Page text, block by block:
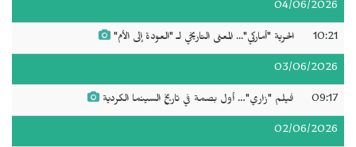
04/06/2026
10:21 الحرية "أماركي"... المعنى التاريخي لـ "العودة إلى الأم"
03/06/2026
09:17 فيلم "زاري"… أول بصمة في تاريخ السينما الكردية
02/06/2026